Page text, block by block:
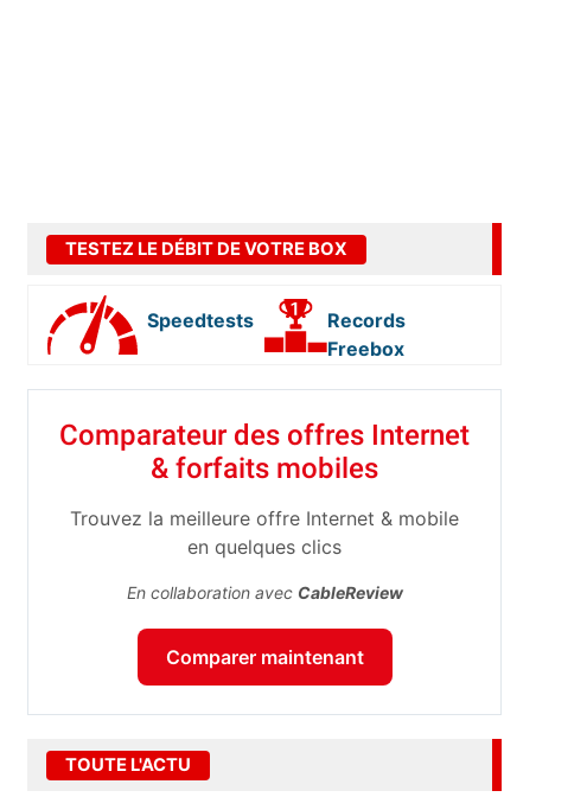
TESTEZ LE DÉBIT DE VOTRE BOX
Speedtests
Records
Freebox
Comparateur des offres Internet
& forfaits mobiles
Trouvez la meilleure offre Internet & mobile
en quelques clics
En collaboration avec CableReview
Comparer maintenant
TOUTE L'ACTU